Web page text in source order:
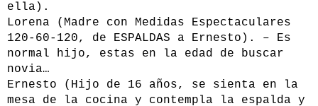
ella).
Lorena (Madre con Medidas Espectaculares
120-60-120, de ESPALDAS a Ernesto). – Es
normal hijo, estas en la edad de buscar
novia…
Ernesto (Hijo de 16 años, se sienta en la
mesa de la cocina y contempla la espalda y